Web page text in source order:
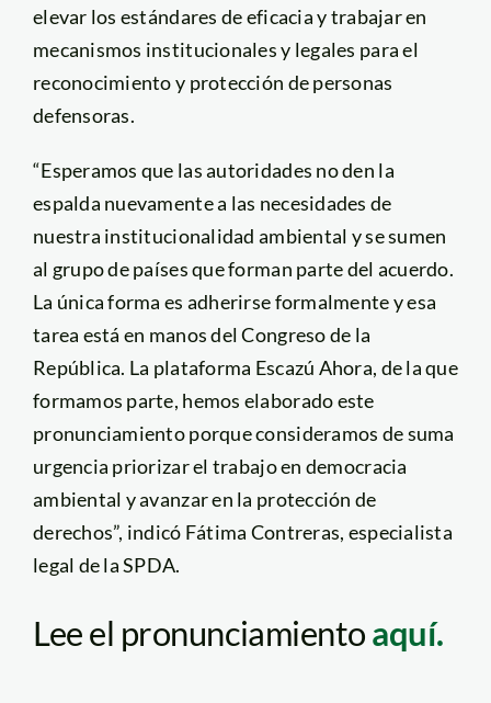
elevar los estándares de eficacia y trabajar en
mecanismos institucionales y legales para el
reconocimiento y protección de personas
defensoras.
“Esperamos que las autoridades no den la
espalda nuevamente a las necesidades de
nuestra institucionalidad ambiental y se sumen
al grupo de países que forman parte del acuerdo.
La única forma es adherirse formalmente y esa
tarea está en manos del Congreso de la
República. La plataforma Escazú Ahora, de la que
formamos parte, hemos elaborado este
pronunciamiento porque consideramos de suma
urgencia priorizar el trabajo en democracia
ambiental y avanzar en la protección de
derechos”, indicó Fátima Contreras, especialista
legal de la SPDA.
Lee el pronunciamientoaquí.